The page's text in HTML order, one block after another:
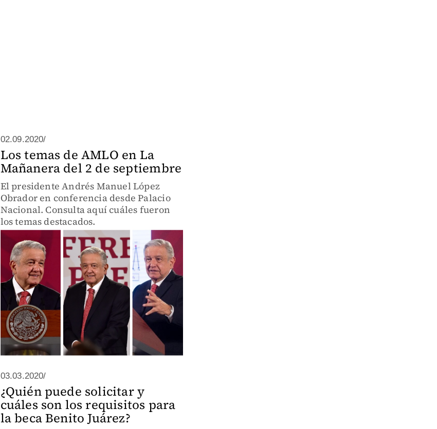
02.09.2020/
Los temas de AMLO en La
Mañanera del 2 de septiembre
El presidente Andrés Manuel López
Obrador en conferencia desde Palacio
Nacional. Consulta aquí cuáles fueron
los temas destacados.
03.03.2020/
¿Quién puede solicitar y
cuáles son los requisitos para
la beca Benito Juárez?